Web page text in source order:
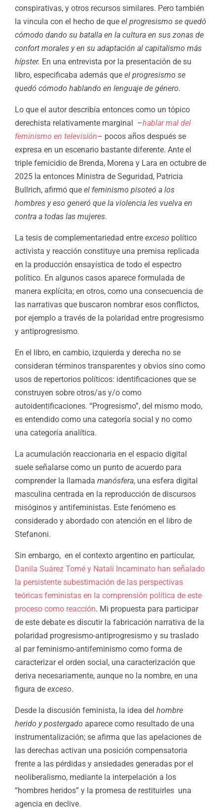
conspirativas, y otros recursos similares. Pero también
la vincula con el hecho de que el progresismo se quedó
cómodo dando su batalla en la cultura en sus zonas de
confort morales y en su adaptación al capitalismo más
hípster. En una entrevista por la presentación de su
libro, especificaba además que el progresismo se
quedó cómodo hablando en lenguaje de género.
Lo que el autor describía entonces como un tópico
derechista relativamente marginal –hablar mal del
feminismo en televisión– pocos años después se
expresa en un escenario bastante diferente. Ante el
triple femicidio de Brenda, Morena y Lara en octubre de
2025 la entonces Ministra de Seguridad, Patricia
Bullrich, afirmó que el feminismo pisoteó a los
hombres y eso generó que la violencia les vuelva en
contra a todas las mujeres.
La tesis de complementariedad entre exceso político
activista y reacción constituye una premisa replicada
en la producción ensayística de todo el espectro
político. En algunos casos aparece formulada de
manera explícita; en otros, como una consecuencia de
las narrativas que buscaron nombrar esos conflictos,
por ejemplo a través de la polaridad entre progresismo
y antiprogresismo.
En el libro, en cambio, izquierda y derecha no se
consideran términos transparentes y obvios sino como
usos de repertorios políticos: identificaciones que se
construyen sobre otros/as y/o como
autoidentificaciones. “Progresismo”, del mismo modo,
es entendido como una categoría social y no como
una categoría analítica.
La acumulación reaccionaria en el espacio digital
suele señalarse como un punto de acuerdo para
comprender la llamada manósfera, una esfera digital
masculina centrada en la reproducción de discursos
misóginos y antifeministas. Este fenómeno es
considerado y abordado con atención en el libro de
Stefanoni.
Sin embargo, en el contexto argentino en particular,
Danila Suárez Tomé y Natalí Incaminato han señalado
la persistente subestimación de las perspectivas
teóricas feministas en la comprensión política de este
proceso como reacción. Mi propuesta para participar
de este debate es discutir la fabricación narrativa de la
polaridad progresismo-antiprogresismo y su traslado
al par feminismo-antifeminismo como forma de
caracterizar el orden social, una caracterización que
deriva necesariamente, aunque no la nombre, en una
figura de exceso.
Desde la discusión feminista, la idea del hombre
herido y postergado aparece como resultado de una
instrumentalización; se afirma que las apelaciones de
las derechas activan una posición compensatoria
frente a las pérdidas y ansiedades generadas por el
neoliberalismo, mediante la interpelación a los
“hombres heridos” y la promesa de restituirles una
agencia en declive.